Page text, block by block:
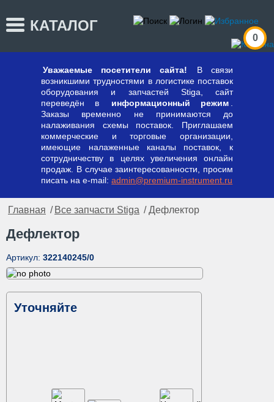
КАТАЛОГ
0
Уважаемые посетители сайта!
В связи
возникшими трудностями в логистике поставок
оборудования и запчастей Stiga, сайт
переведён в
информационный режим
Заказы временно не принимаются до
налаживания схемы поставок. Приглашаем
коммерческие и торговые организации,
имеющие налаженные каналы поставок, к
сотрудничеству в целях увеличения онлайн
продаж. В случае заинтересованности, просим
писать на e-mail:admin@premium-instrument.ru
Главная / Все запчасти Stiga / Дефлектор
Дефлектор
Артикул: 322140245/0
Уточняйте